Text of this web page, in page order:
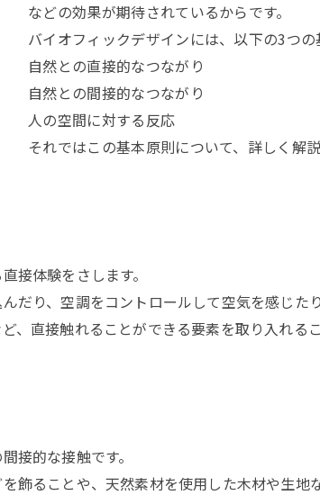
などの効果が期待されているからです。
バイオフィックデザインには、以下の3つ
自然との直接的なつながり
自然との間接的なつながり
人の空間に対する反応
それではこの基本原則について、詳しく解
接体験をさします。
だり、空調をコントロールして空気を感じた
、直接触れることができる要素を取り入れる
接的な接触です。
飾ることや、天然素材を使用した木材や生地